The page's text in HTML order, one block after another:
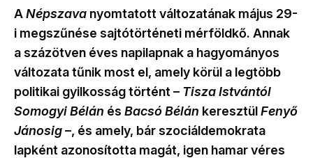
ANépszava nyomtatott változatának május 29-
i megszűnése sajtótörténeti mérföldkő. Annak
a százötven éves napilapnak a hagyományos
változata tűnik most el, amely körül a legtöbb
politikai gyilkosság történt – Tisza Istvántól
Somogyi Bélán és Bacsó Bélán keresztülFenyő
Jánosig–, és amely, bár szociáldemokrata
lapként azonosította magát, igen hamar véres